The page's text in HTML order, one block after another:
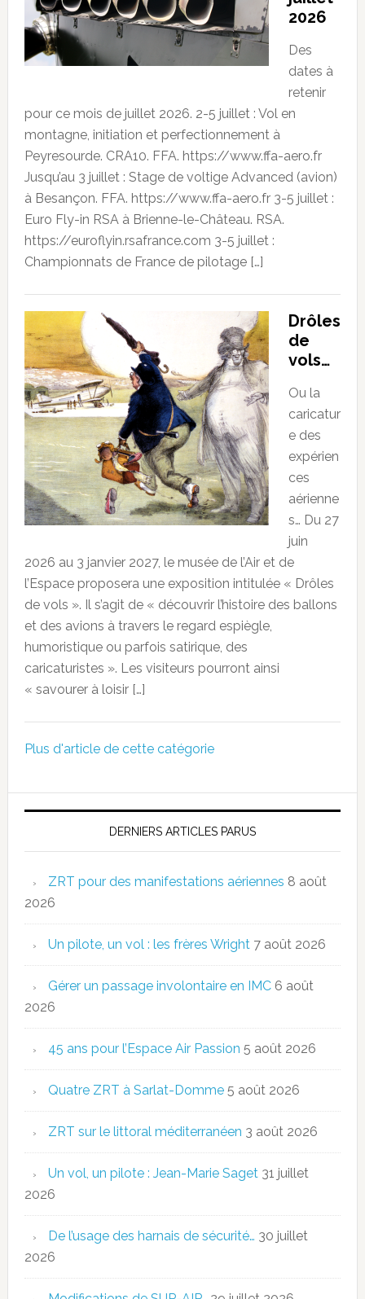
2026
Des
dates à
retenir
pour ce mois de juillet 2026. 2-5 juillet : Vol en
montagne, initiation et perfectionnement à
Peyresourde. CRA10. FFA. https://www.ffa-aero.fr
Jusqu’au 3 juillet : Stage de voltige Advanced (avion)
à Besançon. FFA. https://www.ffa-aero.fr 3-5 juillet :
Euro Fly-in RSA à Brienne-le-Château. RSA.
https://euroflyin.rsafrance.com 3-5 juillet :
Championnats de France de pilotage […]
Drôles
de
vols…
Ou la
caricatur
e des
expérien
ces
aérienne
s… Du 27
juin
2026 au 3 janvier 2027, le musée de l’Air et de
l’Espace proposera une exposition intitulée « Drôles
de vols ». Il s’agit de « découvrir l’histoire des ballons
et des avions à travers le regard espiègle,
humoristique ou parfois satirique, des
caricaturistes ». Les visiteurs pourront ainsi
« savourer à loisir […]
Plus d'article de cette catégorie
DERNIERS ARTICLES PARUS
ZRT pour des manifestations aériennes 8 août
2026
Un pilote, un vol : les frères Wright 7 août 2026
Gérer un passage involontaire en IMC 6 août
2026
45 ans pour l’Espace Air Passion 5 août 2026
Quatre ZRT à Sarlat-Domme 5 août 2026
ZRT sur le littoral méditerranéen 3 août 2026
Un vol, un pilote : Jean-Marie Saget 31 juillet
2026
De l’usage des harnais de sécurité… 30 juillet
2026